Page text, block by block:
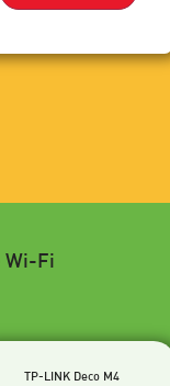
Wi-Fi
TP-LINK Deco M4